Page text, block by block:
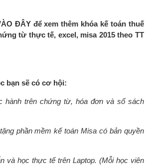
ĐÂY để xem thêm khóa kế toán thuế
từ thực tế, excel, misa 2015 theo TT
bạn sẽ có cơ hội:
hành trên chứng từ, hóa đơn và sổ sách
phần mềm kế toán Misa có bản quyền
và học thực tế trên Laptop. (Mỗi học viên